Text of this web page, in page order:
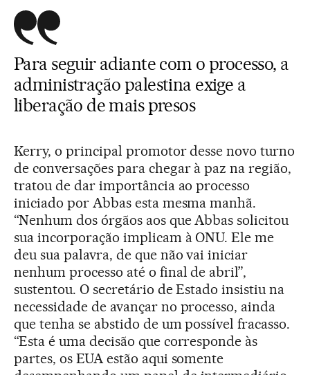
Para seguir adiante com o processo, a
administração palestina exige a
liberação de mais presos
Kerry, o principal promotor desse novo turno
de conversações para chegar à paz na região,
tratou de dar importância ao processo
iniciado por Abbas esta mesma manhã.
“Nenhum dos órgãos aos que Abbas solicitou
sua incorporação implicam à ONU. Ele me
deu sua palavra, de que não vai iniciar
nenhum processo até o final de abril”,
sustentou. O secretário de Estado insistiu na
necessidade de avançar no processo, ainda
que tenha se abstido de um possível fracasso.
“Esta é uma decisão que corresponde às
partes, os EUA estão aqui somente